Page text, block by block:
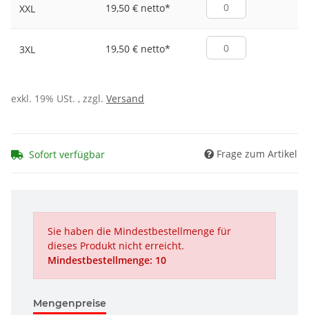
XXL 19,50 € netto*
3XL 19,50 € netto*
exkl. 19% USt. , zzgl. Versand
Sofort verfügbar Frage zum Artikel
Sie haben die Mindestbestellmenge für
dieses Produkt nicht erreicht.
Mindestbestellmenge: 10
Mengenpreise